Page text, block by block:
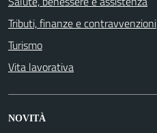
Tributi, finanze e contravvenzioni
Turismo
Vita lavorativa
NOVITÀ